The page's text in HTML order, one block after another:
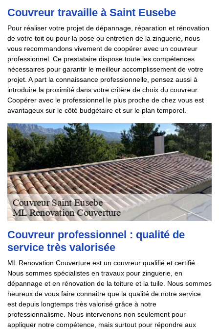
Couvreur travaille à Saint Eusebe
Pour réaliser votre projet de dépannage, réparation et rénovation
de votre toit ou pour la pose ou entretien de la zinguerie, nous
vous recommandons vivement de coopérer avec un couvreur
professionnel. Ce prestataire dispose toute les compétences
nécessaires pour garantir le meilleur accomplissement de votre
projet. A part la connaissance professionnelle, pensez aussi à
introduire la proximité dans votre critère de choix du couvreur.
Coopérer avec le professionnel le plus proche de chez vous est
avantageux sur le côté budgétaire et sur le plan temporel.
Couvreur professionnel : qualité de
service très valorisée
ML Renovation Couverture est un couvreur qualifié et certifié.
Nous sommes spécialistes en travaux pour zinguerie, en
dépannage et en rénovation de la toiture et la tuile. Nous sommes
heureux de vous faire connaitre que la qualité de notre service
est depuis longtemps très valorisé grâce à notre
professionnalisme. Nous intervenons non seulement pour
appliquer notre compétence, mais surtout pour répondre aux